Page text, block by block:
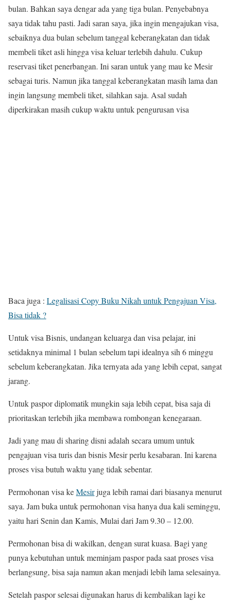
bulan. Bahkan saya dengar ada yang tiga bulan. Penyebabnya
saya tidak tahu pasti. Jadi saran saya, jika ingin mengajukan visa,
sebaiknya dua bulan sebelum tanggal keberangkatan dan tidak
membeli tiket asli hingga visa keluar terlebih dahulu. Cukup
reservasi tiket penerbangan. Ini saran untuk yang mau ke Mesir
sebagai turis. Namun jika tanggal keberangkatan masih lama dan
ingin langsung membeli tiket, silahkan saja. Asal sudah
diperkirakan masih cukup waktu untuk pengurusan visa
Baca juga : Legalisasi Copy Buku Nikah untuk Pengajuan Visa,
Bisa tidak ?
Untuk visa Bisnis, undangan keluarga dan visa pelajar, ini
setidaknya minimal 1 bulan sebelum tapi idealnya sih 6 minggu
sebelum keberangkatan. Jika ternyata ada yang lebih cepat, sangat
jarang.
Untuk paspor diplomatik mungkin saja lebih cepat, bisa saja di
prioritaskan terlebih jika membawa rombongan kenegaraan.
Jadi yang mau di sharing disni adalah secara umum untuk
pengajuan visa turis dan bisnis Mesir perlu kesabaran. Ini karena
proses visa butuh waktu yang tidak sebentar.
Permohonan visa keMesirjuga lebih ramai dari biasanya menurut
saya. Jam buka untuk permohonan visa hanya dua kali seminggu,
yaitu hari Senin dan Kamis, Mulai dari Jam 9.30 – 12.00.
Permohonan bisa di wakilkan, dengan surat kuasa. Bagi yang
punya kebutuhan untuk meminjam paspor pada saat proses visa
berlangsung, bisa saja namun akan menjadi lebih lama selesainya.
Setelah paspor selesai digunakan harus di kembalikan lagi ke